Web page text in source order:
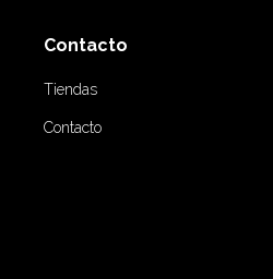
Contacto
Tiendas
Contacto